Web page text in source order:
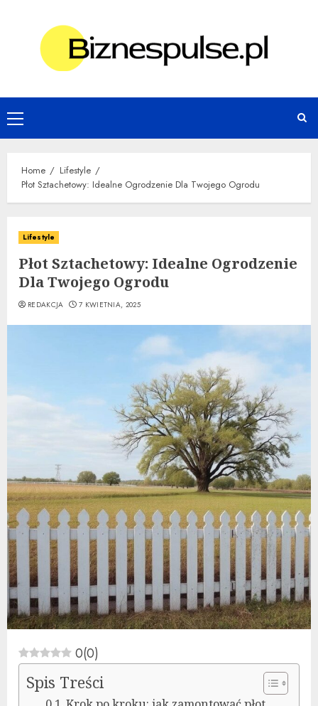
Primary
Menu
Home
Lifestyle
Płot Sztachetowy: Idealne Ogrodzenie Dla Twojego Ogrodu
Lifestyle
Płot Sztachetowy: Idealne Ogrodzenie
Dla Twojego Ogrodu
REDAKCJA 7 KWIETNIA, 2025
0(0)
Spis Treści